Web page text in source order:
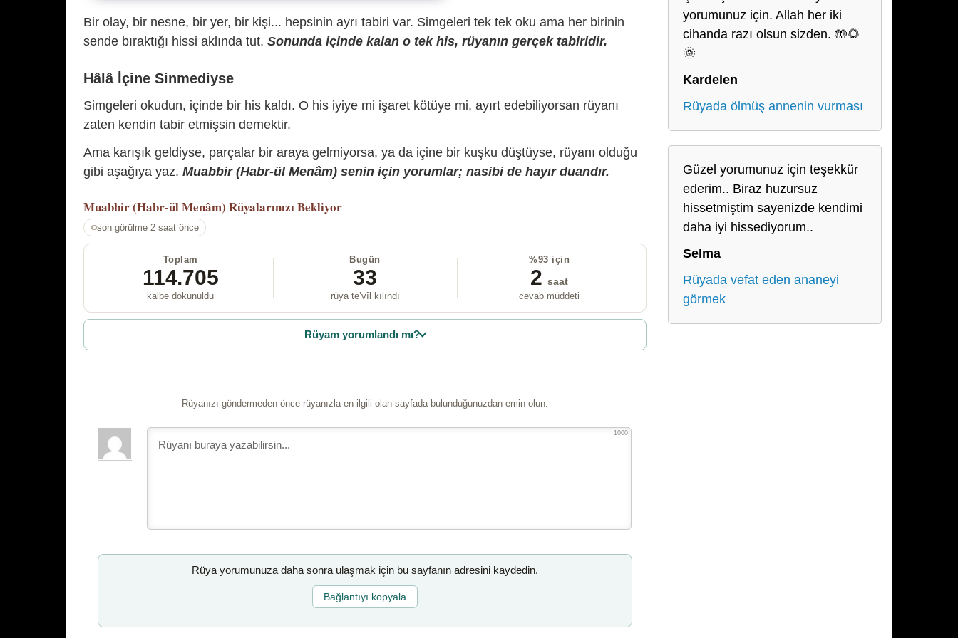
Bir olay, bir nesne, bir yer, bir kişi... hepsinin ayrı tabiri var. Simgeleri tek tek oku ama her birinin
sende bıraktığı hissi aklında tut. Sonunda içinde kalan o tek his, rüyanın gerçek tabiridir.
Hâlâ İçine Sinmediyse
Simgeleri okudun, içinde bir his kaldı. O his iyiye mi işaret kötüye mi, ayırt edebiliyorsan rüyanı
zaten kendin tabir etmişsin demektir.
Ama karışık geldiyse, parçalar bir araya gelmiyorsa, ya da içine bir kuşku düştüyse, rüyanı olduğu
gibi aşağıya yaz. Muabbir (Habr-ül Menâm) senin için yorumlar; nasibi de hayır duandır.
Muabbir (Habr-ül Menâm) Rüyalarınızı Bekliyor
son görülme 2 saat önce
Toplam
114.705
kalbe dokunuldu
Bugün
33
rüya te’vîl kılındı
%93 için
2 saat
cevab müddeti
Rüyam yorumlandı mı?
Rüyanızı göndermeden önce rüyanızla en ilgili olan sayfada bulunduğunuzdan emin olun.
1000
Rüya yorumunuza daha sonra ulaşmak için bu sayfanın adresini kaydedin.
Bağlantıyı kopyala
yorumunuz için. Allah her iki
cihanda razı olsun sizden. 🤲🌻
🌞
Kardelen
Rüyada ölmüş annenin vurması
Güzel yorumunuz için teşekkür
ederim.. Biraz huzursuz
hissetmiştim sayenizde kendimi
daha iyi hissediyorum..
Selma
Rüyada vefat eden ananeyi
görmek